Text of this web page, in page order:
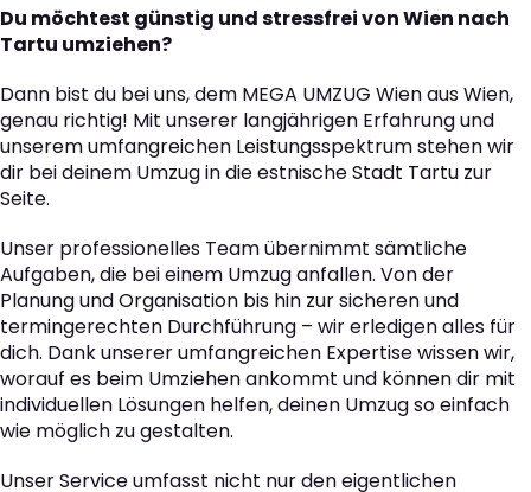
Du möchtest günstig und stressfrei von Wien nach
Tartu umziehen?
Dann bist du bei uns, dem MEGA UMZUG Wien aus Wien,
genau richtig! Mit unserer langjährigen Erfahrung und
unserem umfangreichen Leistungsspektrum stehen wir
dir bei deinem Umzug in die estnische Stadt Tartu zur
Seite.
Unser professionelles Team übernimmt sämtliche
Aufgaben, die bei einem Umzug anfallen. Von der
Planung und Organisation bis hin zur sicheren und
termingerechten Durchführung – wir erledigen alles für
dich. Dank unserer umfangreichen Expertise wissen wir,
worauf es beim Umziehen ankommt und können dir mit
individuellen Lösungen helfen, deinen Umzug so einfach
wie möglich zu gestalten.
Unser Service umfasst nicht nur den eigentlichen